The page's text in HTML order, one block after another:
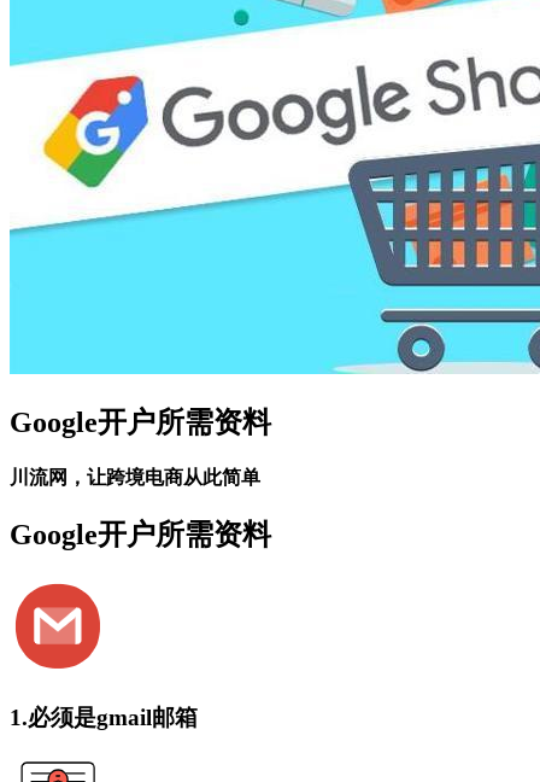
Google开户所需资料
川流网，让跨境电商从此简单
Google开户所需资料
1.必须是gmail邮箱